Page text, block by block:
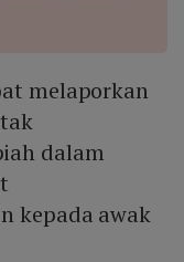
melaporkan
dalam
kepada awak